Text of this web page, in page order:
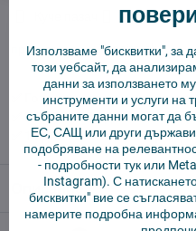
Доставки
производител: Vysajto.sk
✅ Готов за изпращане
✅ БЕЗПЛАТНА доставка над
✅ 14 дни политика за
Описание
Използваме "бисквитки",
този уебсайт, да
данни за използването
инструменти и услуги на
събраните данни могат да
ЕС, САЩ или други държави.
подобряване на
- подробности тукили
Instagram). С
бисквитки" вие се
намерите подробна